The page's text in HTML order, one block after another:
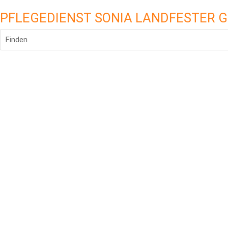
PFLEGEDIENST SONIA LANDFESTER
Finden